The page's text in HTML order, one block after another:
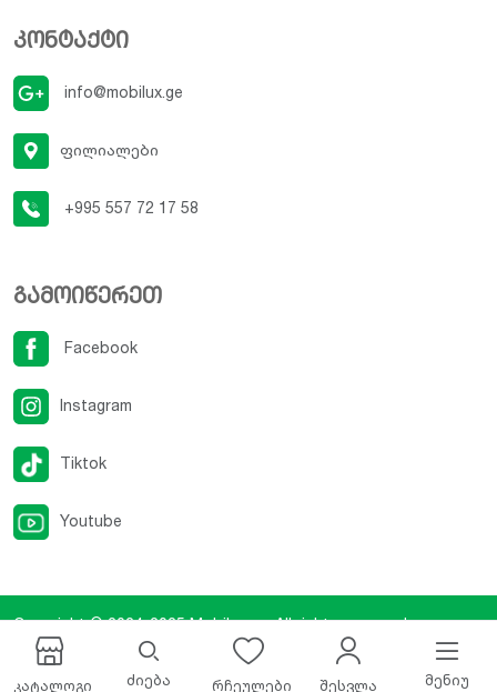
კატალოგი ძიება რჩეულები შესვლა მენიუ
კონტაქტი
info@mobilux.ge
ფილიალები
+995 557 72 17 58
გამოიწერეთ
Facebook
Instagram
Tiktok
Youtube
Copyright © 2024-2025Mobilux.ge. All rights reserved.
Developed By